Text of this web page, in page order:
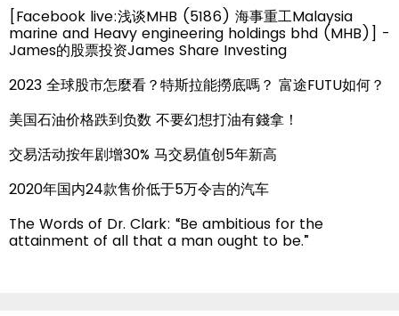
[Facebook live:浅谈MHB (5186) 海事重工Malaysia
marine and Heavy engineering holdings bhd (MHB)] -
James的股票投资James Share Investing
2023 全球股市怎麼看？特斯拉能撈底嗎？ 富途FUTU如何？
美国石油价格跌到负数 不要幻想打油有錢拿！
交易活动按年剧增30% 马交易值创5年新高
2020年国内24款售价低于5万令吉的汽车
The Words of Dr. Clark: “Be ambitious for the
attainment of all that a man ought to be.”